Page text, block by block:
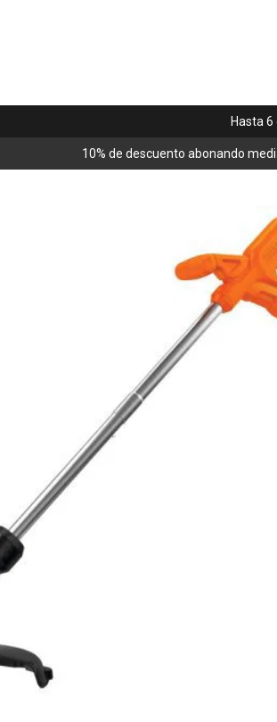
Hasta
10% de descuento abonando